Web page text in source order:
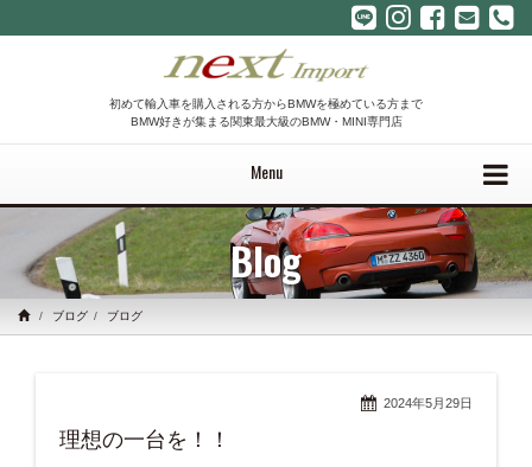
初めて輸入車を購入される方からBMWを極めている方まで
BMW好きが集まる関東最大級のBMW・MINI専門店
Menu
Blog
ブログ ブログ
2024年5月29日
理想の一台を！！